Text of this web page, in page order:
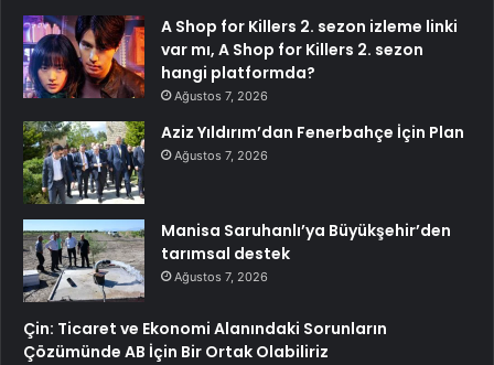
A Shop for Killers 2. sezon izleme linki
var mı, A Shop for Killers 2. sezon
hangi platformda?
Ağustos 7, 2026
Aziz Yıldırım’dan Fenerbahçe İçin Plan
Ağustos 7, 2026
Manisa Saruhanlı’ya Büyükşehir’den
tarımsal destek
Ağustos 7, 2026
Çin: Ticaret ve Ekonomi Alanındaki Sorunların
Çözümünde AB İçin Bir Ortak Olabiliriz